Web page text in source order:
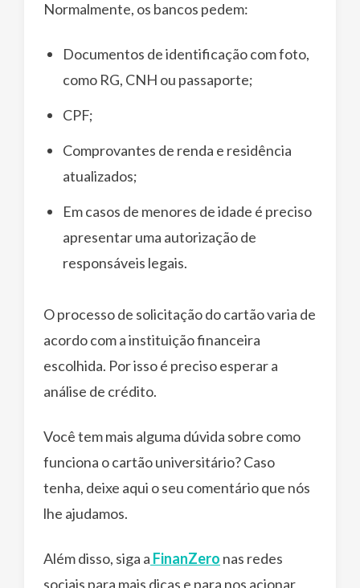
Normalmente, os bancos pedem:
Documentos de identificação com foto,
como RG, CNH ou passaporte;
CPF;
Comprovantes de renda e residência
atualizados;
Em casos de menores de idade é preciso
apresentar uma autorização de
responsáveis legais.
O processo de solicitação do cartão varia de
acordo com a instituição financeira
escolhida. Por isso é preciso esperar a
análise de crédito.
Você tem mais alguma dúvida sobre como
funciona o cartão universitário? Caso
tenha, deixe aqui o seu comentário que nós
lhe ajudamos.
Além disso, siga a FinanZero nas redes
sociais para mais dicas e para nos acionar